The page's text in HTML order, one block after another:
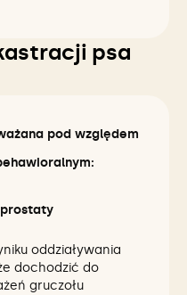
psa
pod względem
oddziaływania
dochodzić do
gruczołu